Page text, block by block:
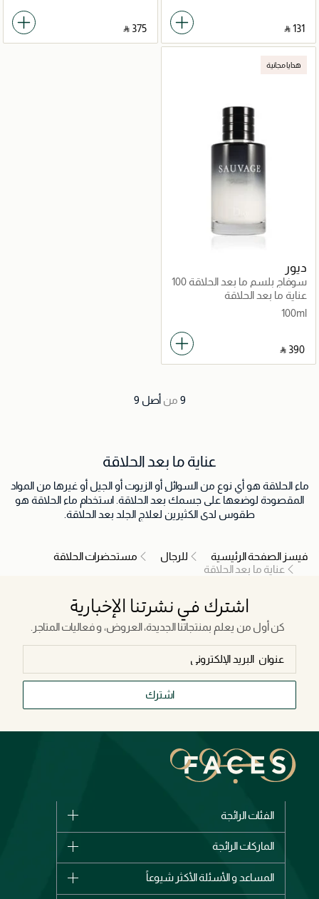
‎ ⃁ ⁦131⁩ ‎
‎ ⃁ ⁦375⁩ ‎
هدايا مجانية
ديور
سوفاج بلسم ما بعد الحلاقة 100
مل
عناية ما بعد الحلاقة
100ml
‎ ⃁ ⁦390⁩ ‎
9 من أصل
عناية ما بعد الحلاقة
ماء الحلاقة هو أي نوع من السوائل أو الزيوت أو الجيل أو غيرها من المواد
المقصودة لوضعها على جسمك بعد الحلاقة. استخدام ماء الحلاقة هو
طقوس لدى الكثيرين لعلاج الجلد بعد الحلاقة.
فيسز الصفحة الرئيسية للرجال
مستحضرات الحلاقة
عناية ما بعد الحلاقة
اشترك في نشرتنا الإخبارية
كن أول من يعلم بمنتجاتنا الجديدة، العروض، و فعاليات المتاجر.
اشترك
الفئات الرائجة
الأكثر مبيعاً
الماركات الرائجة
المساعد و الأسئلة الأكثر شيوعاً